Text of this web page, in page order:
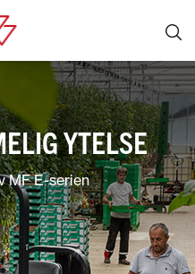
YTELSE
MF E-serien